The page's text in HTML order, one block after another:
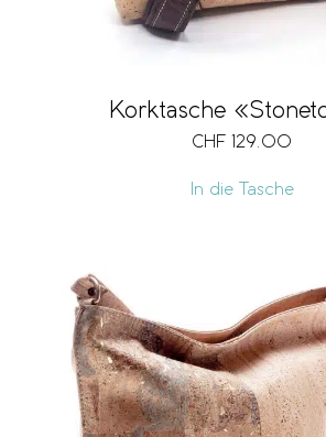
Korktasche
CHF 129.00
In die Tasche